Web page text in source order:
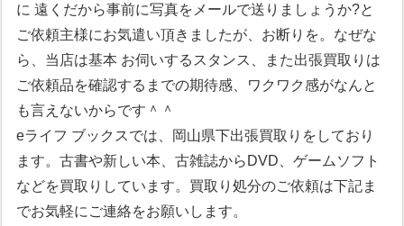
に 遠くだから事前に写真をメールで送りましょうか?と
ご依頼主様にお気遣い頂きましたが、お断りを。なぜな
ら、当店は基本 お伺いするスタンス、また出張買取りは
ご依頼品を確認するまでの期待感、ワクワク感がなんと
も言えないからです＾＾
eライフ ブックスでは、岡山県下出張買取りをしており
ます。古書や新しい本、古雑誌からDVD、ゲームソフト
などを買取りしています。買取り処分のご依頼は下記ま
でお気軽にご連絡をお願いします。